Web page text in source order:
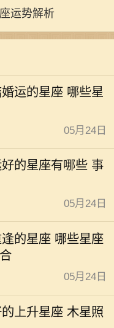
运势解析
运的星座 哪些星
05月24日
的星座有哪些 事
05月24日
的星座 哪些星座
05月24日
上升星座 木星照